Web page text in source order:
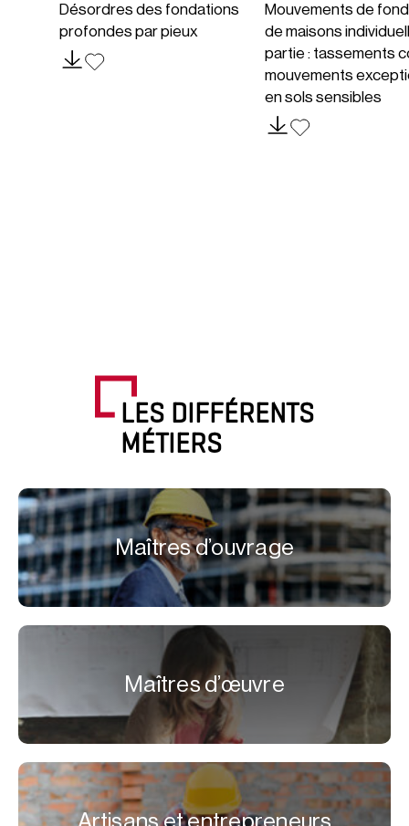
Désordres des fondations
profondes par pieux
Mouvements de
de maisons
partie : tassements
mouvements
en sols sensibles
LES DIFFÉRENTS
MÉTIERS
Maîtres d’ouvrage
Maîtres d’œuvre
Artisans et entrepreneurs